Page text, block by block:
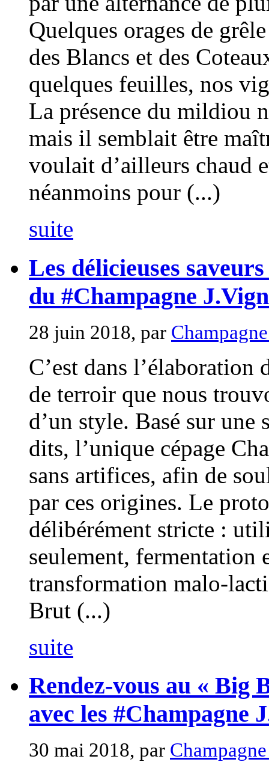
Quelques orages de
des Blancs et des
quelques feuilles, nos
La présence du mildiou
mais il semblait être
voulait d’ailleurs chaud
néanmoins pour (...)
suite
Les délicieuses
du #Champagne
28 juin 2018, par
C’est dans l’élaboration
de terroir que nous
d’un style. Basé sur
dits, l’unique cépage
sans artifices, afin de
par ces origines. Le
délibérément stricte :
seulement, fermentation
transformation malo-
Brut (...)
suite
Rendez-vous au « Big
avec les #Champagne
30 mai 2018, par